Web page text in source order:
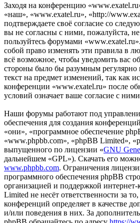
Заходя на конференцию
«наш», «www.exatel.ru», «http://
подтверждаете своё согласие со
вы не согласны с ними, пожалуйста, не
пользуйтесь форумами
собой право изменять эти правила в
всё возможное, чтобы уведомить вас
стороны было бы разумным регулярно
текст на предмет изменений, так как
конференции «www.exatel.ru» после
условий означает ваше согласие с
Наши форумы работают под
обеспечения для создания
«они», «программное обеспечение
«www.phpbb.com», «phpBB Limited»,
выпущенного по лицензии «GNU
дальнейшем «GPL»). Скачать его
www.phpbb.com. Ограничения
программного обеспечения phpBB
организацией и поддержкой
Limited не несёт ответственности за
конференций определяет в качестве
и/или поведения в них. За